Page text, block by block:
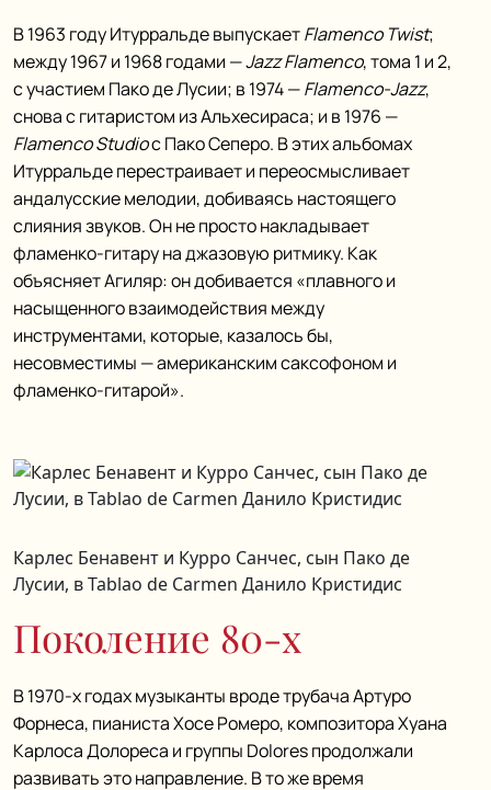
В 1963 году Итурральде выпускаетFlamenco Twist;
между 1967 и 1968 годами —Jazz Flamenco, тома 1 и 2,
с участием Пако де Лусии; в 1974 —Flamenco-Jazz,
снова с гитаристом из Альхесираса; и в 1976 —
Flamenco Studioс Пако Сеперо. В этих альбомах
Итурральде перестраивает и переосмысливает
андалусские мелодии, добиваясь настоящего
слияния звуков. Он не просто накладывает
фламенко-гитару на джазовую ритмику. Как
объясняет Агиляр: он добивается «плавного и
насыщенного взаимодействия между
инструментами, которые, казалось бы,
несовместимы — американским саксофоном и
фламенко-гитарой».
Карлес Бенавент и Курро Санчес, сын Пако де
Лусии, в Tablao de Carmen Данило Кристидис
Поколение 80-х
В 1970-х годах музыканты вроде трубача Артуро
Форнеса, пианиста Хосе Ромеро, композитора Хуана
Карлоса Долореса и группы Dolores продолжали
развивать это направление. В то же время